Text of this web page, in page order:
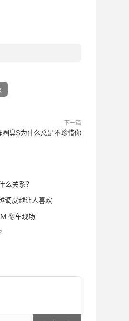
下一篇
圈臭S为什么总是不珍惜你
么关系？
调皮越让人喜欢
翻车现场